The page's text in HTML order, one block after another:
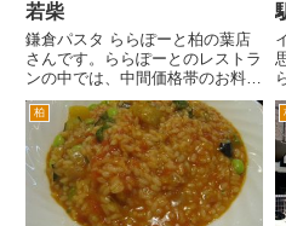
若柴
鎌倉パスタ ららぽーと柏の葉店
さんです。ららぽーとのレストラ
ンの中では、中間価格帯のお料理
を提供するお店という位置づけで
しょうか。 ららぽーと内のレス
トランで同じ洋食、イタリアンの
お店としては、並びにあるレスト
ランサバティーニは、ちょっと
高...
柏